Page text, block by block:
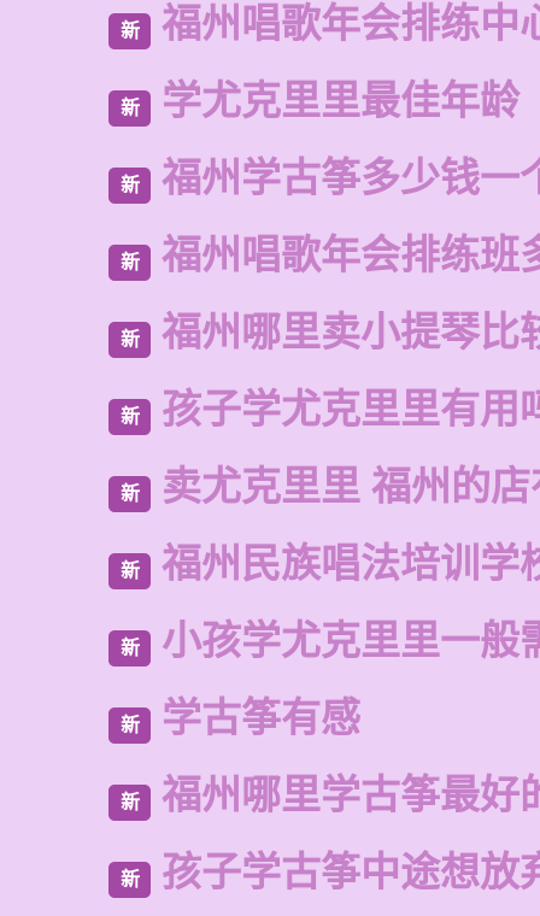
新 福州唱歌年会排练中
新 学尤克里里最佳年龄
新 福州学古筝多少钱一
新 福州唱歌年会排练班
新 福州哪里卖小提琴比
新 孩子学尤克里里有用
新 卖尤克里里 福州的
新 福州民族唱法培训学
新 小孩学尤克里里一般
新 学古筝有感
新 福州哪里学古筝最好
新 孩子学古筝中途想放